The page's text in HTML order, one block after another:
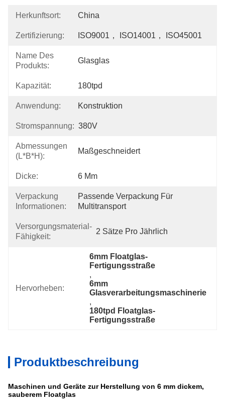
Herkunftsort: China
Zertifizierung: ISO9001， ISO14001， ISO45001
Name Des
Produkts:
Glasglas
Kapazität: 180tpd
Anwendung: Konstruktion
Stromspannung: 380V
Abmessungen
(L*B*H):
Maßgeschneidert
Dicke: 6 Mm
Verpackung
Informationen:
Passende Verpackung Für
Multitransport
Versorgungsmaterial-
Fähigkeit:
2 Sätze Pro Jährlich
Hervorheben:
6mm Floatglas-
Fertigungsstraße
,
6mm
Glasverarbeitungsmaschinerie
,
180tpd Floatglas-
Fertigungsstraße
Produktbeschreibung
Maschinen und Geräte zur Herstellung von 6 mm dickem,
sauberem Floatglas